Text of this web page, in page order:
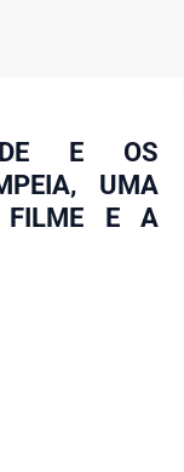
E OS
UMA
FILME E A